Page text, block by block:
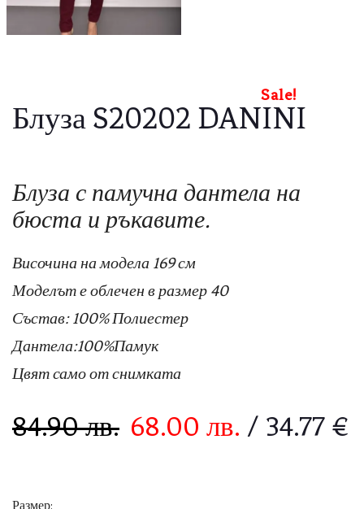
Блуза S20202 DANINI
Sale!
Блуза с памучна дантела на
бюста и ръкавите.
Височина на модела 169 см
Моделът е облечен в размер 40
Състав: 100% Полиестер
Дантела:100%Памук
Цвят само от снимката
84.90лв. 68.00 лв. / 34.77 €
Размер: